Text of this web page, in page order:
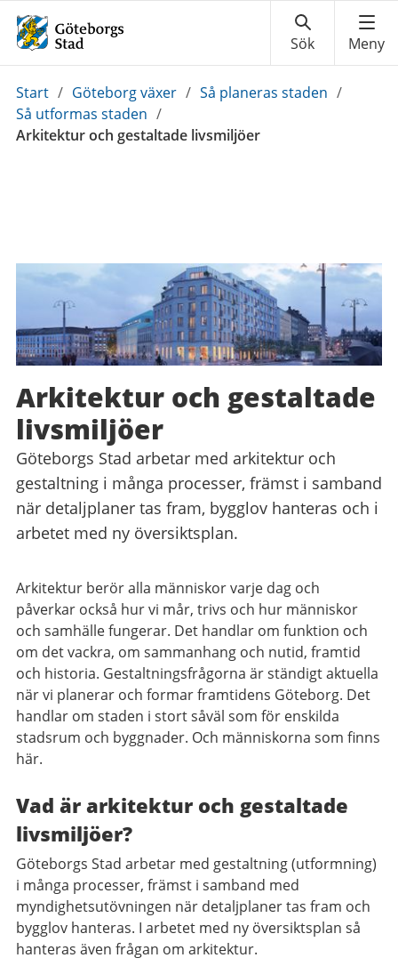
Du
är
här:
Start / Göteborg växer / Så planeras staden /
Så utformas staden /
Arkitektur och gestaltade livsmiljöer
Arkitektur och gestaltade
livsmiljöer
Göteborgs Stad arbetar med arkitektur och
gestaltning i många processer, främst i samband
när detaljplaner tas fram, bygglov hanteras och i
arbetet med ny översiktsplan.
Arkitektur berör alla människor varje dag och
påverkar också hur vi mår, trivs och hur människor
och samhälle fungerar. Det handlar om funktion och
om det vackra, om sammanhang och nutid, framtid
och historia. Gestaltningsfrågorna är ständigt aktuella
när vi planerar och formar framtidens Göteborg. Det
handlar om staden i stort såväl som för enskilda
stadsrum och byggnader. Och människorna som finns
här.
Vad är arkitektur och gestaltade
livsmiljöer?
Göteborgs Stad arbetar med gestaltning (utformning)
i många processer, främst i samband med
myndighetsutövningen när detaljplaner tas fram och
bygglov hanteras. I arbetet med ny översiktsplan så
hanteras även frågan om arkitektur.